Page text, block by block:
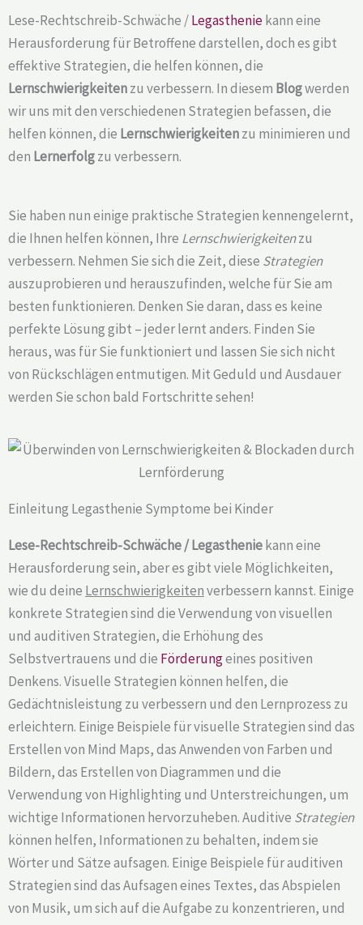
Lese-Rechtschreib-Schwäche /Legastheniekann eine
Herausforderung für Betroffene darstellen, doch es gibt
effektive Strategien, die helfen können, die
Lernschwierigkeitenzu verbessern. In diesem Blogwerden
wir uns mit den verschiedenen Strategien befassen, die
helfen können, die Lernschwierigkeitenzu minimieren und
den Lernerfolgzu verbessern.
Sie haben nun einige praktische Strategien kennengelernt,
die Ihnen helfen können, Ihre Lernschwierigkeitenzu
verbessern. Nehmen Sie sich die Zeit, diese Strategien
auszuprobieren und herauszufinden, welche für Sie am
besten funktionieren. Denken Sie daran, dass es keine
perfekte Lösung gibt – jeder lernt anders. Finden Sie
heraus, was für Sie funktioniert und lassen Sie sich nicht
von Rückschlägen entmutigen. Mit Geduld und Ausdauer
werden Sie schon bald Fortschritte sehen!
Einleitung Legasthenie Symptome bei Kinder
Lese-Rechtschreib-Schwäche / Legastheniekann eine
Herausforderung sein, aber es gibt viele Möglichkeiten,
wie du deine Lernschwierigkeitenverbessern kannst. Einige
konkrete Strategien sind die Verwendung von visuellen
und auditiven Strategien, die Erhöhung des
Selbstvertrauens und die Förderungeines positiven
Denkens. Visuelle Strategien können helfen, die
Gedächtnisleistung zu verbessern und den Lernprozess zu
erleichtern. Einige Beispiele für visuelle Strategien sind das
Erstellen von Mind Maps, das Anwenden von Farben und
Bildern, das Erstellen von Diagrammen und die
Verwendung von Highlighting und Unterstreichungen, um
wichtige Informationen hervorzuheben. Auditive Strategien
können helfen, Informationen zu behalten, indem sie
Wörter und Sätze aufsagen. Einige Beispiele für auditiven
Strategien sind das Aufsagen eines Textes, das Abspielen
von Musik, um sich auf die Aufgabe zu konzentrieren, und